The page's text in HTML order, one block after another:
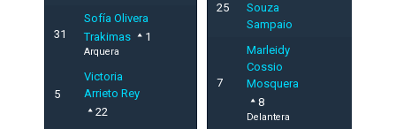
31
Sofía Olivera
Trakimas
1
Arquera
5
Victoria
Arrieto Rey
22
25
Souza
Sampaio
7
Marleidy
Cossio
Mosquera
8
Delantera